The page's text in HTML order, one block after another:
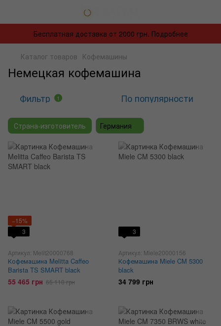
Бесплатная доставка от 2000 грн. Подробнее
Каталог товаров Кофемашины
Немецкая кофемашина
Фильтр 1 По популярности
Страна-изготовитель Германия
−15%
3
Артикул: Melit20000768
Кофемашина Melitta Caffeo
Barista TS SMART black
55 465 грн 65 110 грн
3
Артикул: Miele20000156
Кофемашина Miele CM 5300
black
34 799 грн